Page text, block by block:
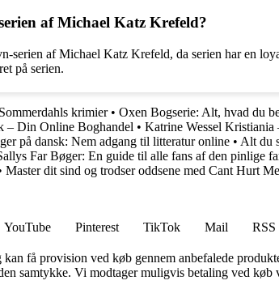
af Michael Katz Krefeld?
serien af Michael Katz Krefeld, da serien har en
på serien.
krimier• Oxen Bogserie: Alt, hvad du
– Din Online Boghandel • Katrine Wessel
på dansk: Nem adgang til litteratur online • Alt du
Far Bøger: En guide til alle fans af den pinlige
Master dit sind og trodser oddsene med Cant Hurt
YouTube Pinterest TikTok Mail
RSS
få provision ved køb gennem anbefalede
samtykke. Vi modtager muligvis betaling ved køb